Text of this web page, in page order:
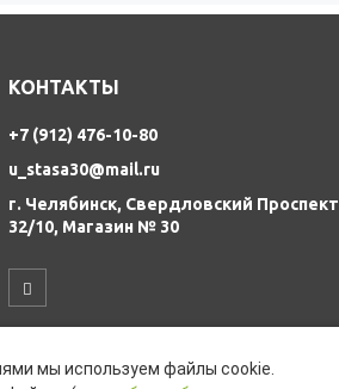
КОНТАКТЫ
+7 (912) 476-10-80
u_stasa30@mail.ru
г. Челябинск, Свердловский Проспект
32/10, Магазин № 30
мы используем файлы cookie.